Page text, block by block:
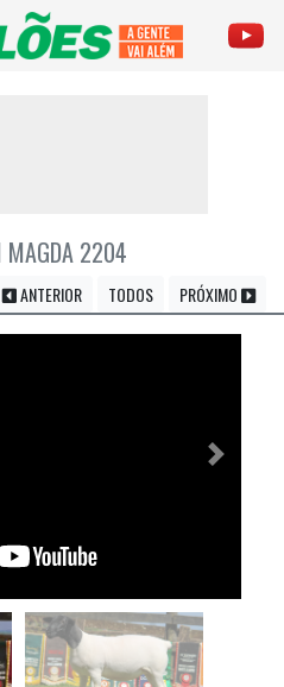
MAGDA 2204
ANTERIOR TODOS PRÓXIMO
Próximo